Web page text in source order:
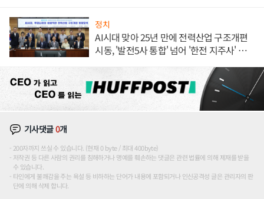
정치
AI시대 맞아 25년 만에 전력산업 구조개편
시동, '발전5사 통합' 넘어 '한전 지주사' 재편
기사댓글0개
200자까지 쓰실 수 있습니다. (현재 0 byte / 최대 400byte)
저작권 등 다른 사람의 권리를 침해하거나 명예를 훼손하는 댓글은 관련 법률에 의해 제재를 받을
수 있습니다.
타인에게 불쾌감을 주는 욕설 등 비하하는 단어가 내용에 포함되거나 인신공격성 글은 관리자의 판
단에 의해 삭제 합니다.